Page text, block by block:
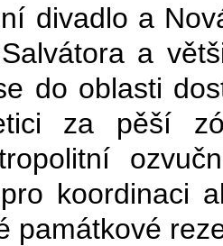
divadlo a
a
do oblasti
za pěší
koordinaci
památkové